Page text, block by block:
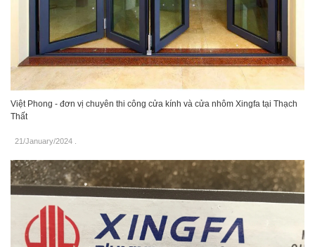
Việt Phong - đơn vị chuyên thi công cửa kính và cửa nhôm Xingfa tại Thạch
Thất
21/January/2024